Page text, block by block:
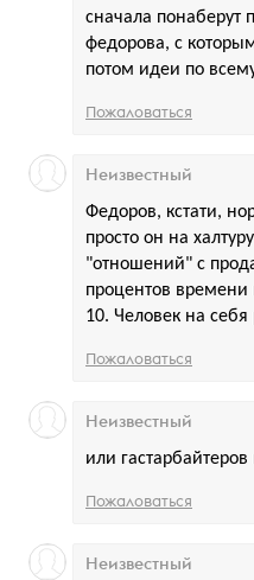
сначала понаберут
федорова, с
потом идеи по
Пожаловаться
Федоров, кстати,
просто он на
"отношений" с
процентов
10. Человек на себя
Неизвестный
Пожаловаться
или
Неизвестный
Пожаловаться
Неизвестный